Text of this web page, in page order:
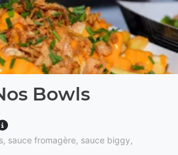
Bowls
sauce fromagère, sauce biggy,